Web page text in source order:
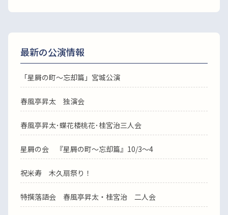
最新の公演情報
「星屑の町～忘却篇」宮城公演
春風亭昇太 独演会
春風亭昇太･蝶花楼桃花･桂宮治三人会
星屑の会 『星屑の町～忘却篇』10/3～4
祝米寿 木久扇祭り！
特撰落語会 春風亭昇太・桂宮治 二人会